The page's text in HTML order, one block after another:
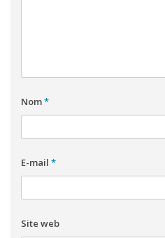
Nom*
E-mail *
Site web